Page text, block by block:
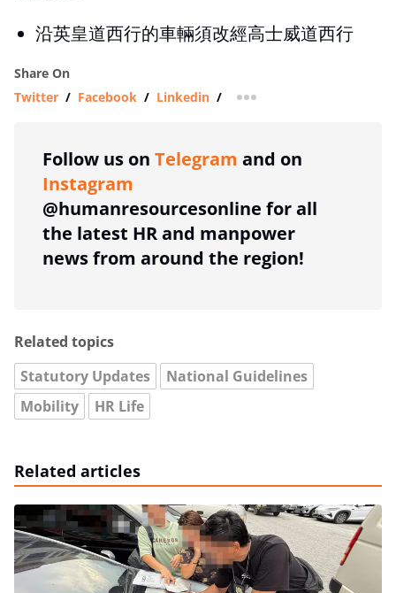
沿英皇道西行的車輛須改經高士威道西行
Share On
Twitter / Facebook / Linkedin / more sharing option
Follow us on Telegram and on
Instagram
@humanresourcesonline for all
the latest HR and manpower
news from around the region!
Related topics
Statutory Updates
National Guidelines
Mobility
HR Life
Related articles